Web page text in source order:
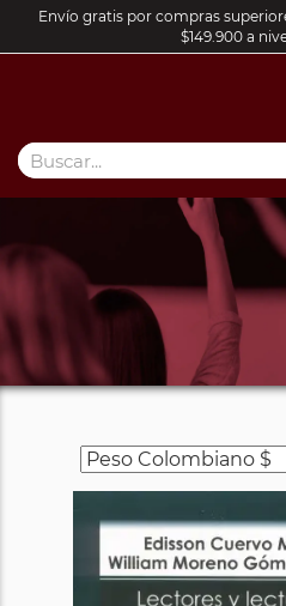
Envío gratis por compras
$149.900 a